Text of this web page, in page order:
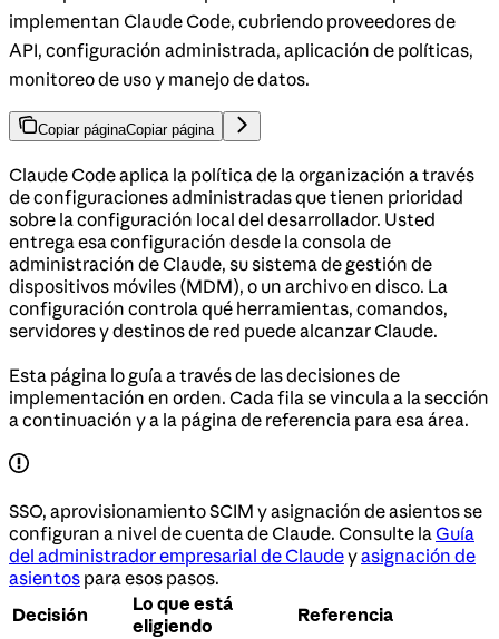
implementan Claude Code, cubriendo proveedores de
API, configuración administrada, aplicación de políticas,
monitoreo de uso y manejo de datos.
Copiar páginaCopiar página
Claude Code aplica la política de la organización a través
de configuraciones administradas que tienen prioridad
sobre la configuración local del desarrollador. Usted
entrega esa configuración desde la consola de
administración de Claude, su sistema de gestión de
dispositivos móviles (MDM), o un archivo en disco. La
configuración controla qué herramientas, comandos,
servidores y destinos de red puede alcanzar Claude.
Esta página lo guía a través de las decisiones de
implementación en orden. Cada fila se vincula a la sección
a continuación y a la página de referencia para esa área.
SSO, aprovisionamiento SCIM y asignación de asientos se
configuran a nivel de cuenta de Claude. Consulte la Guía
del administrador empresarial de Claudeyasignación de
asientos para esos pasos.
Decisión
Lo que está
eligiendo
Referencia